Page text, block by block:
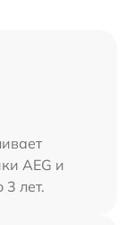
AEG и
3 лет.